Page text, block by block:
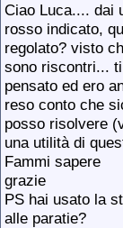
Ciao Luca.... dai
rosso indicato,
regolato? visto
sono riscontri...
pensato ed ero
reso conto che
posso risolvere
una utilità di
Fammi sapere
grazie
PS hai usato la
alle paratie?